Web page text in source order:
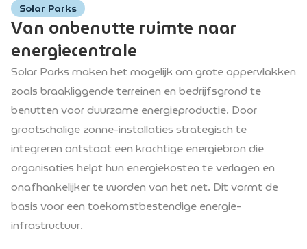
Solar Parks
Van onbenutte ruimte naar
energiecentrale
Solar Parks maken het mogelijk om grote oppervlakken
zoals braakliggende terreinen en bedrijfsgrond te
benutten voor duurzame energieproductie. Door
grootschalige zonne-installaties strategisch te
integreren ontstaat een krachtige energiebron die
organisaties helpt hun energiekosten te verlagen en
onafhankelijker te worden van het net. Dit vormt de
basis voor een toekomstbestendige energie-
infrastructuur.